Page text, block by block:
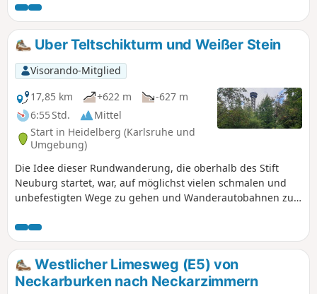
unvergessliche Reise durch eine Vielfalt an Landschaften,
von sanften Weinbergen bis hin zu imposanten
Felsformationen. Entlang der Strecke erwarten Dich sowohl
herausfordernde Anstiege als auch entspannte Abschnitte
entlang des Flusses. Du kannst Dich auf
abwechslungsreiche Landschaften freuen, die von
bewaldeten Hängen im Neckartal bis zu charmanten
Fachwerkstädten und historischen Burgen reichen. Wir
haben die Abschnitte so gestaltet, dass Du jeden Start- und
Endpunkt einer Etappe mit dem ÖPNV erreichen kannst.
Uber Teltschikturm und Weißer Stein
Visorando-Mitglied
17,85 km
+622 m
-627 m
6:55 Std.
Mittel
Start in Heidelberg (Karlsruhe und
Umgebung)
Die Idee dieser Rundwanderung, die oberhalb des Stift
Neuburg startet, war, auf möglichst vielen schmalen und
unbefestigten Wege zu gehen und Wanderautobahnen zu
Wanderhotspots vorbei, doch unter der Woche und
außerhalb der Ferienzeit ist es auch möglich, nahezu allein
auf dieser Tour unterwegs zu sein. Alle Wege sind
vorhanden und in der Landschaft deutlich erkennbar, wenn
auch nicht auf jeder Karte eingezeichnet.
Westlicher Limesweg (E5) von
Neckarburken nach Neckarzimmern